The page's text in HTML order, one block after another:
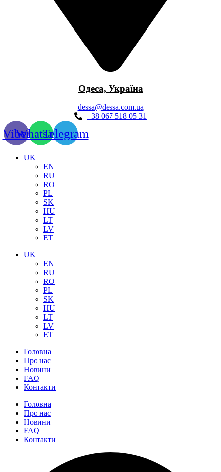
Одеса, Україна
dessa@dessa.com.ua
+38 067 518 05 31
ViberWhatsappTelegram
UK
EN
RU
RO
PL
SK
HU
LT
LV
ET
UK
EN
RU
RO
PL
SK
HU
LT
LV
ET
Головна
Про нас
Новини
FAQ
Контакти
Головна
Про нас
Новини
FAQ
Контакти